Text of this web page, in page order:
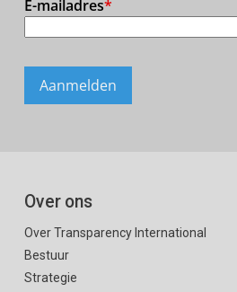
Over ons
Over Transparency International
Bestuur
Strategie